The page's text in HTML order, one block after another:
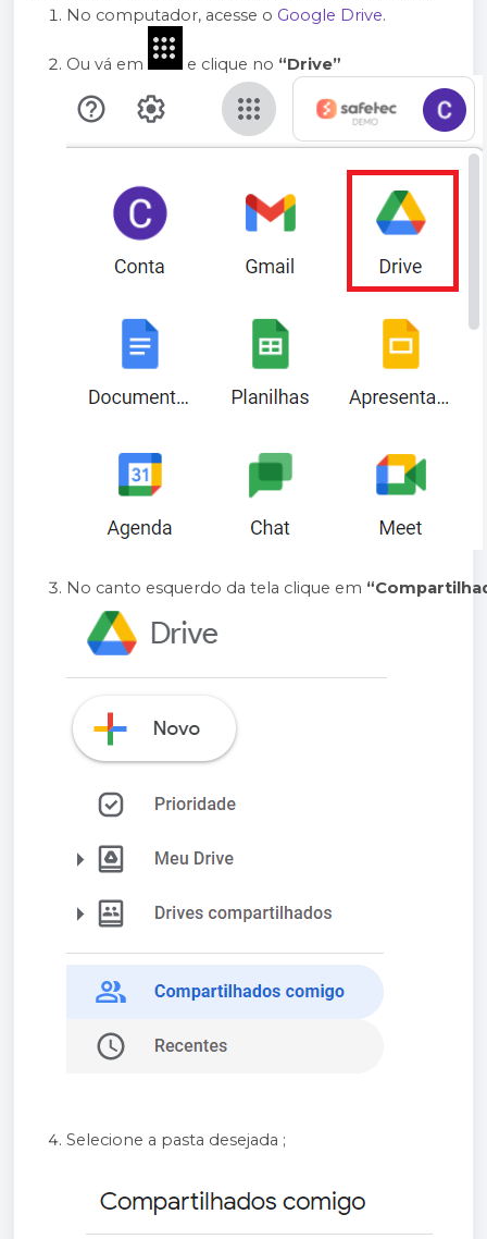
No computador, acesse o Google Drive.
Ou vá em e clique no “Drive”
No canto esquerdo da tela clique em
Selecione a pasta desejada ;